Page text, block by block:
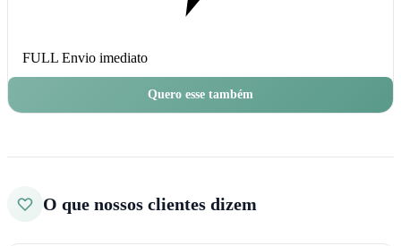
FULL Envio imediato
Quero esse também
O que nossos clientes dizem